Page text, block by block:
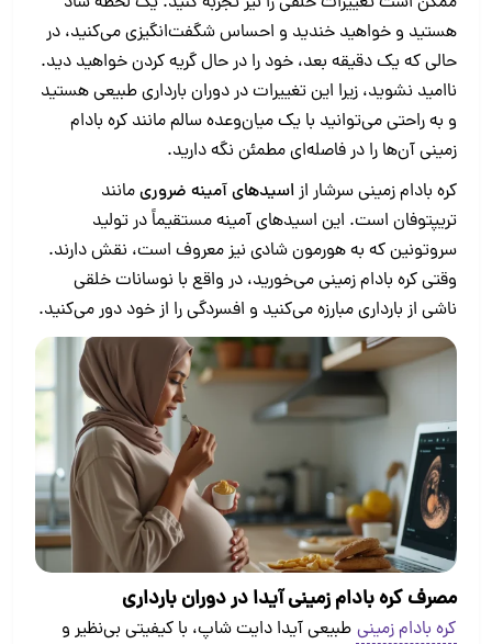
هستید و خواهید خندید و احساس شگفت‌انگیزی می‌کنید، در
حالی که یک دقیقه بعد، خود را در حال گریه کردن خواهید دید.
ناامید نشوید، زیرا این تغییرات در دوران بارداری طبیعی هستید
و به راحتی می‌توانید با یک میان‌وعده سالم مانند کره بادام
زمینی آن‌ها را در فاصله‌ای مطمئن نگه دارید.
کره بادام زمینی سرشار ازاسیدهای آمینه ضروریمانند
تریپتوفان است. این اسیدهای آمینه مستقیماً در تولید
سروتونین که به هورمون شادی نیز معروف است، نقش دارند.
وقتی کره بادام زمینی می‌خورید، در واقع با نوسانات خلقی
ناشی از بارداری مبارزه می‌کنید و افسردگی را از خود دور می‌کنید.
مصرف کره بادام زمینی آیدا در دوران بارداری
کره بادام زمینی طبیعی آیدا دایت شاپ، با کیفیتی بی‌نظیر و